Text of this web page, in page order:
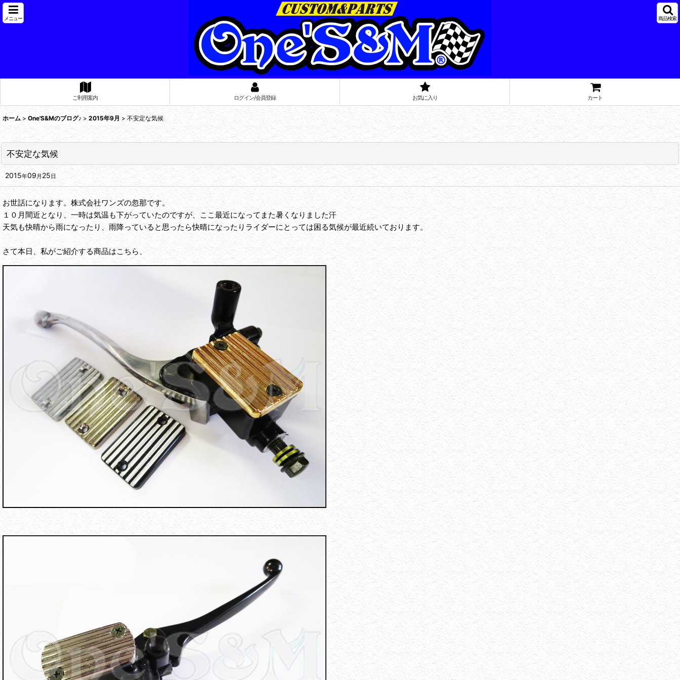
メニュー 商品検索
ご利用案内 ログイン/会員登録 お気に入り カート
ホーム > One'S&Mのブログ♪ > 2015年9月 > 不安定な気候
不安定な気候
2015年09 月 25日
お世話になります。株式会社ワンズの忽那です。
１０月間近となり、一時は気温も下がっていたのですが、ここ最近になってまた暑くなりました汗
天気も快晴から雨になったり、雨降っていると思ったら快晴になったりライダーにとっては困る気候が最近続いております。
さて本日、私がご紹介する商品はこちら、